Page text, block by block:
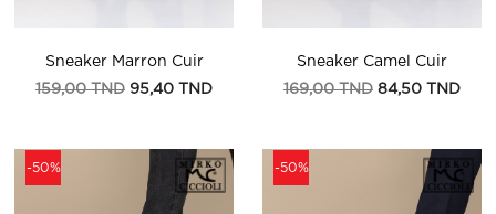
Sneaker Marron Cuir
Prix
159,00 TND Prix
95,40 TND
Sneaker Camel Cuir
Prix
169,00 TND Prix
84,50 TND
-50% -50%